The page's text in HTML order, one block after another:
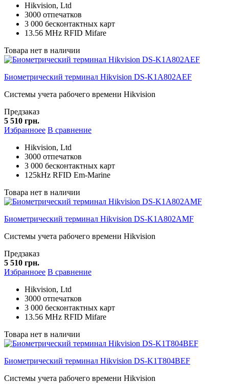
Hikvision, Ltd
3000 отпечатков
3 000 бесконтактных карт
13.56 MHz RFID Mifare
Товара нет в наличии
Биометрический терминал Hikvision DS-K1A802AEF
Системы учета рабочего времени Hikvision
Предзаказ
5 510 грн.
Избранноее В сравнение
Hikvision, Ltd
3000 отпечатков
3 000 бесконтактных карт
125kHz RFID Em-Marine
Товара нет в наличии
Биометрический терминал Hikvision DS-K1A802AMF
Системы учета рабочего времени Hikvision
Предзаказ
5 510 грн.
Избранноее В сравнение
Hikvision, Ltd
3000 отпечатков
3 000 бесконтактных карт
13.56 MHz RFID Mifare
Товара нет в наличии
Биометрический терминал Hikvision DS-K1T804BEF
Системы учета рабочего времени Hikvision